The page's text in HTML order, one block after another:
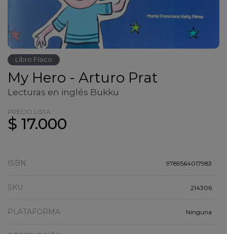
Libro Físico
My Hero - Arturo Prat
Lecturas en inglés Bukku
PRECIO LISTA
$ 17.000
ISBN 9789564017983
SKU 214306
PLATAFORMA Ninguna